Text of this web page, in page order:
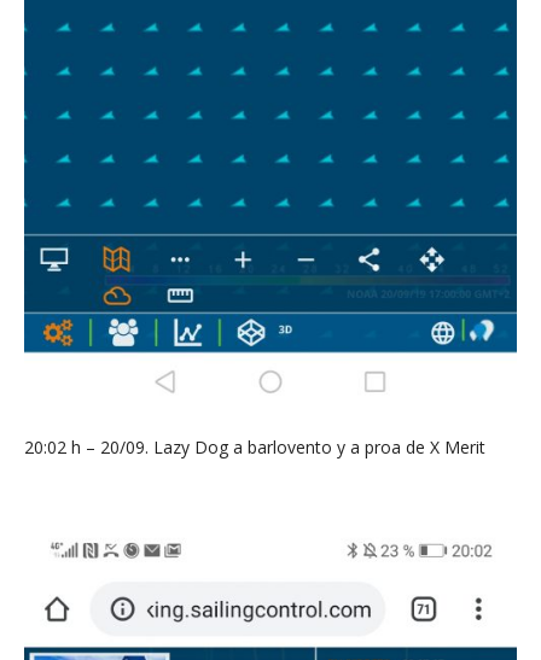
20:02 h – 20/09. Lazy Dog a barlovento y a proa de X Merit